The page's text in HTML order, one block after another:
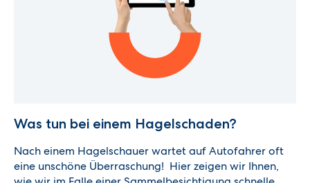
Was tun bei einem Hagelschaden?
Nach einem Hagelschauer wartet auf Autofahrer oft
eine unschöne Überraschung! Hier zeigen wir Ihnen,